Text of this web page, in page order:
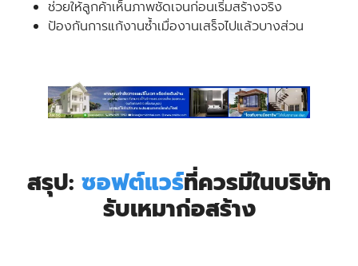
ช่วยให้ลูกค้าเห็นภาพชัดเจนก่อนเริ่มสร้างจริง
ป้องกันการแก้งานซ้ำเมื่องานเสร็จไปแล้วบางส่วน
สรุป: ซอฟต์แวร์ที่ควรมีในบริษัท
รับเหมาก่อสร้าง